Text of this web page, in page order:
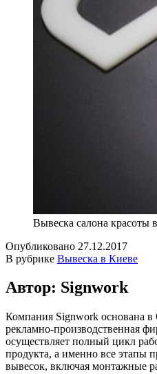
Вывеска салона красоты
Опубликовано 27.12.2017
В рубрике Вывеска в Киеве
Автор: Signwork
Компания Signwork основана в
рекламно-производственная
осуществляет полный цикл
продукта, а именно все этапы
вывесок, включая монтажные